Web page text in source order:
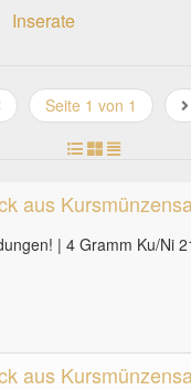
Inserate
Seite 1 von 1
aus
| 4 Gramm Ku/Ni
aus